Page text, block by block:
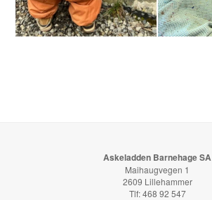
Askeladden Barnehage SA
Maihaugvegen 1
2609 Lillehammer
Tlf: 468 92 547